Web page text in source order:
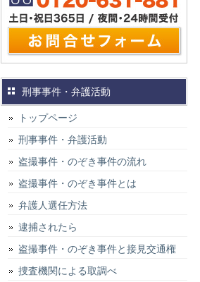
刑事事件・弁護活動
トップページ
刑事事件・弁護活動
盗撮事件・のぞき事件の流れ
盗撮事件・のぞき事件とは
弁護人選任方法
逮捕されたら
盗撮事件・のぞき事件と接見交通権
捜査機関による取調べ